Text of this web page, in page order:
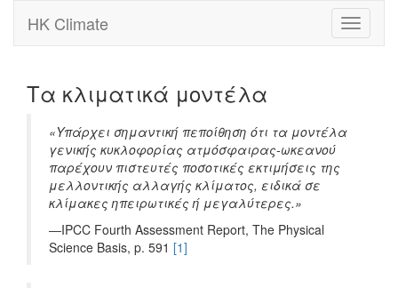
Toggle
HK Climate
Τα κλιματικά μοντέλα
«Υπάρχει σημαντική πεποίθηση ότι τα μοντέλα
γενικής κυκλοφορίας ατμόσφαιρας-ωκεανού
παρέχουν πιστευτές ποσοτικές εκτιμήσεις της
μελλοντικής αλλαγής κλίματος, ειδικά σε
κλίμακες ηπειρωτικές ή μεγαλύτερες.»
―IPCC Fourth Assessment Report, The Physical
Science Basis, p. 591 [1]